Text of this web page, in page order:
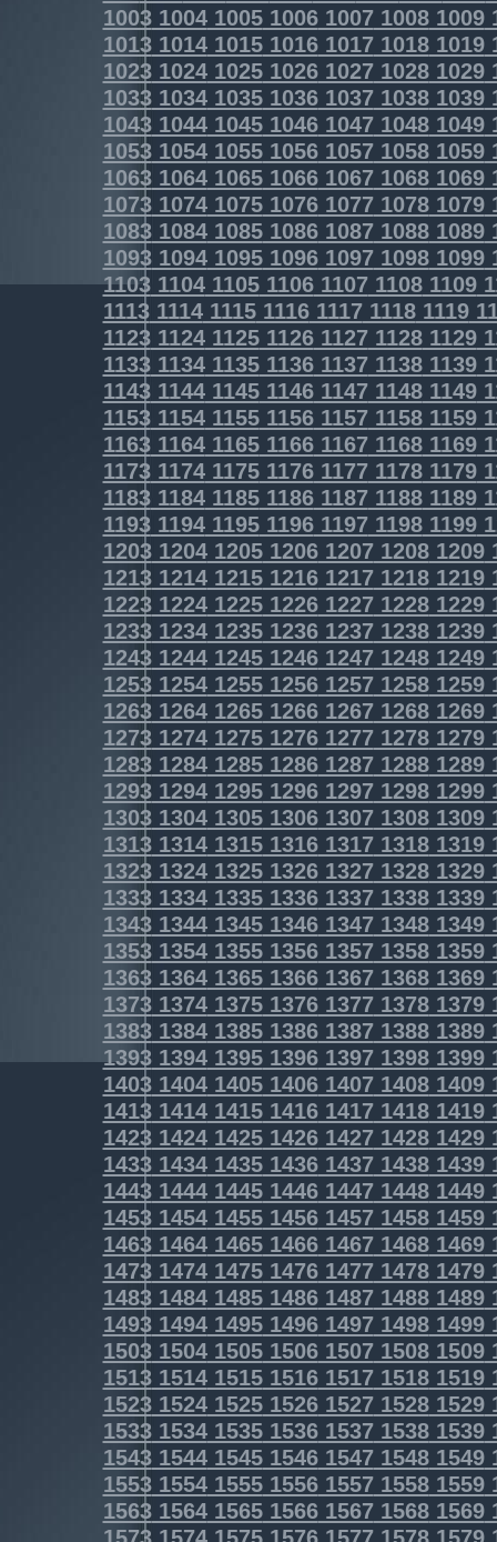
1003100410051006100710081009
1013101410151016101710181019
1023102410251026102710281029
1033103410351036103710381039
1043104410451046104710481049
1053105410551056105710581059
1063106410651066106710681069
1073107410751076107710781079
1083108410851086108710881089
1093109410951096109710981099
1103110411051106110711081109
1113111411151116111711181119
1123112411251126112711281129
1133113411351136113711381139
1143114411451146114711481149
1153115411551156115711581159
1163116411651166116711681169
1173117411751176117711781179
1183118411851186118711881189
1193119411951196119711981199
1203120412051206120712081209
1213121412151216121712181219
1223122412251226122712281229
1233123412351236123712381239
1243124412451246124712481249
1253125412551256125712581259
1263126412651266126712681269
1273127412751276127712781279
1283128412851286128712881289
1293129412951296129712981299
1303130413051306130713081309
1313131413151316131713181319
1323132413251326132713281329
1333133413351336133713381339
1343134413451346134713481349
1353135413551356135713581359
1363136413651366136713681369
1373137413751376137713781379
1383138413851386138713881389
1393139413951396139713981399
1403140414051406140714081409
1413141414151416141714181419
1423142414251426142714281429
1433143414351436143714381439
1443144414451446144714481449
1453145414551456145714581459
1463146414651466146714681469
1473147414751476147714781479
1483148414851486148714881489
1493149414951496149714981499
1503150415051506150715081509
1513151415151516151715181519
1523152415251526152715281529
1533153415351536153715381539
1543154415451546154715481549
1553155415551556155715581559
1563156415651566156715681569